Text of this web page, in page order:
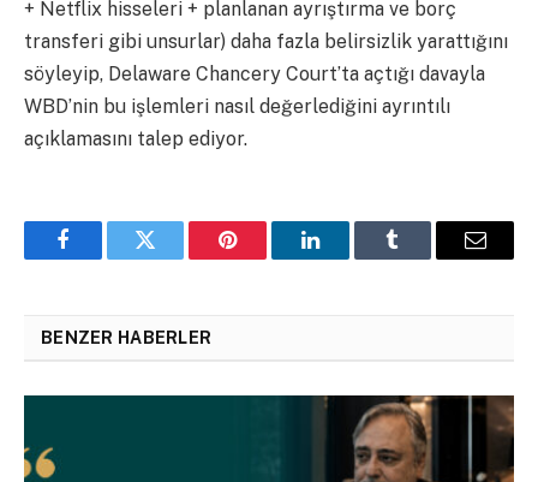
+ Netflix hisseleri + planlanan ayrıştırma ve borç
transferi gibi unsurlar) daha fazla belirsizlik yarattığını
söyleyip, Delaware Chancery Court’ta açtığı davayla
WBD’nin bu işlemleri nasıl değerlediğini ayrıntılı
açıklamasını talep ediyor.
FacebookTwitter Pinterest LinkedInTumblr Email
BENZER HABERLER